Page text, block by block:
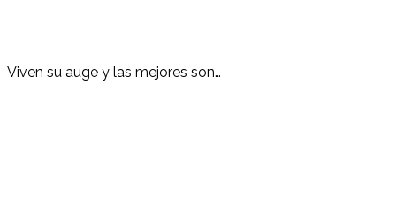
Viven su auge y las mejores son…